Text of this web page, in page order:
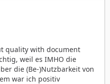
quality with document
weil es IMHO die
die (Be-)Nutzbarkeit von
war ich positiv